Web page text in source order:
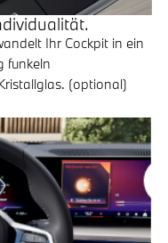
Ihr Cockpit in ein
funkeln
(optional)